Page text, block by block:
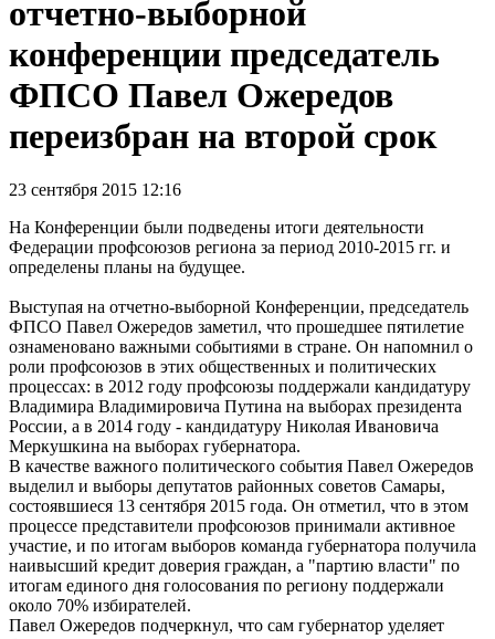
отчетно-выборной
конференции председатель
ФПСО Павел Ожередов
переизбран на второй срок
23 сентября 2015 12:16
На Конференции были подведены итоги деятельности
Федерации профсоюзов региона за период 2010-2015 гг. и
определены планы на будущее.
Выступая на отчетно-выборной Конференции, председатель
ФПСО Павел Ожередов заметил, что прошедшее пятилетие
ознаменовано важными событиями в стране. Он напомнил о
роли профсоюзов в этих общественных и политических
процессах: в 2012 году профсоюзы поддержали кандидатуру
Владимира Владимировича Путина на выборах президента
России, а в 2014 году - кандидатуру Николая Ивановича
Меркушкина на выборах губернатора.
В качестве важного политического события Павел Ожередов
выделил и выборы депутатов районных советов Самары,
состоявшиеся 13 сентября 2015 года. Он отметил, что в этом
процессе представители профсоюзов принимали активное
участие, и по итогам выборов команда губернатора получила
наивысший кредит доверия граждан, а "партию власти" по
итогам единого дня голосования по региону поддержали
около 70% избирателей.
Павел Ожередов подчеркнул, что сам губернатор уделяет